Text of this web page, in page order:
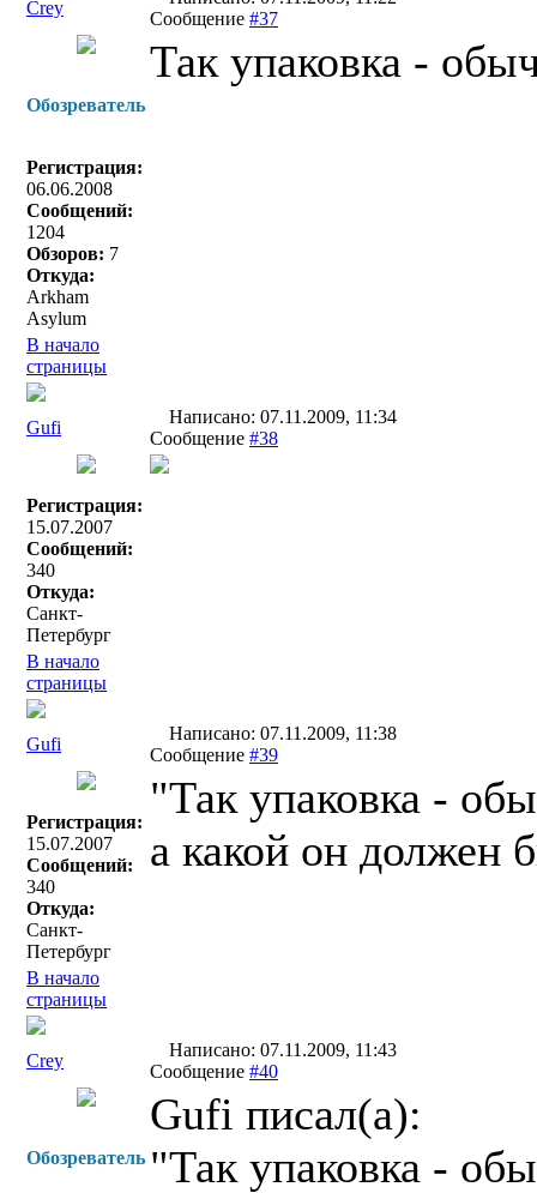
Crey
Сообщение #37
Обозреватель
Регистрация:
06.06.2008
Сообщений:
1204
Обзоров: 7
Откуда:
Arkham
Asylum
Так упаковка -
В начало
страницы
Gufi
Написано: 07.11.2009, 11:34
Сообщение #38
Регистрация:
15.07.2007
Сообщений:
340
Откуда:
Санкт-
Петербург
В начало
страницы
Gufi
Написано: 07.11.2009, 11:38
Сообщение #39
Регистрация:
15.07.2007
Сообщений:
340
Откуда:
Санкт-
Петербург
"Так упаковка -
а какой он должен
В начало
страницы
Crey
Написано: 07.11.2009, 11:43
Сообщение #40
Обозреватель
Gufi писал(a):
"Так упаковка -